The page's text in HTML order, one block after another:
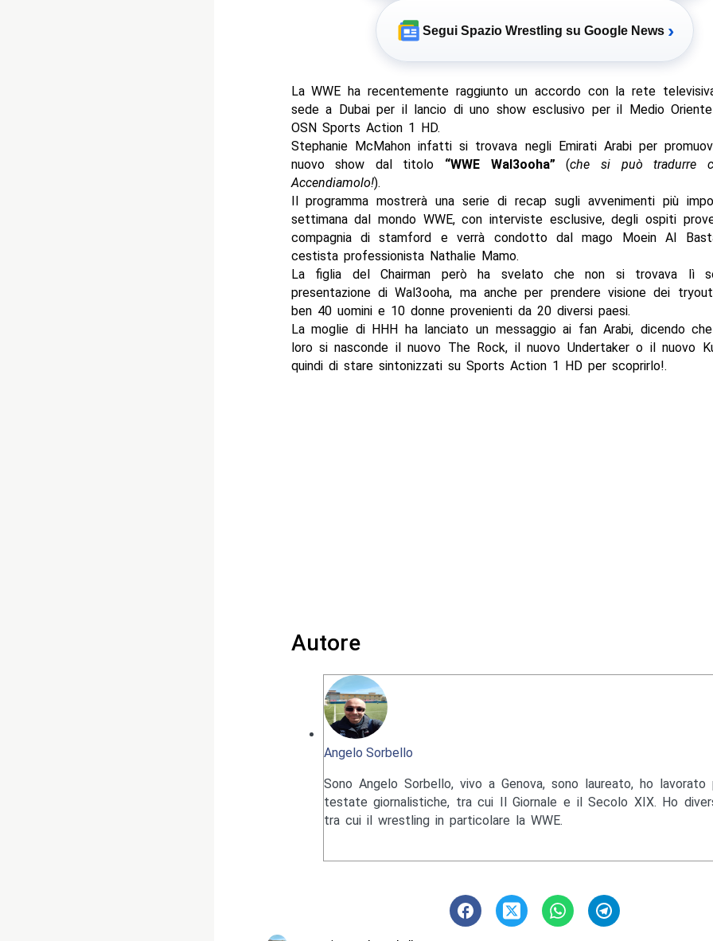
Segui Spazio Wrestling su Google News ›
La WWE ha recentemente raggiunto un accordo con la rete
sede a Dubai per il lancio di uno show esclusivo per il Medio
OSN Sports Action 1 HD.
Stephanie McMahon infatti si trovava negli Emirati Arabi per
nuovo show dal titolo “WWE Wal3ooha”(che si può tradurre
Accendiamolo!).
Il programma mostrerà una serie di recap sugli avvenimenti più
settimana dal mondo WWE, con interviste esclusive, degli ospiti
compagnia di stamford e verrà condotto dal mago Moein Al
cestista professionista Nathalie Mamo.
La figlia del Chairman però ha svelato che non si trovava lì
presentazione di Wal3ooha, ma anche per prendere visione dei
ben 40 uomini e 10 donne provenienti da 20 diversi paesi.
La moglie di HHH ha lanciato un messaggio ai fan Arabi, dicendo
loro si nasconde il nuovo The Rock, il nuovo Undertaker o il nuovo
quindi di stare sintonizzati su Sports Action 1 HD per scoprirlo!.
Autore
Angelo Sorbello
Sono Angelo Sorbello, vivo a Genova, sono laureato, ho lavorato
testate giornalistiche, tra cui Il Giornale e il Secolo XIX. Ho
tra cui il wrestling in particolare la WWE.